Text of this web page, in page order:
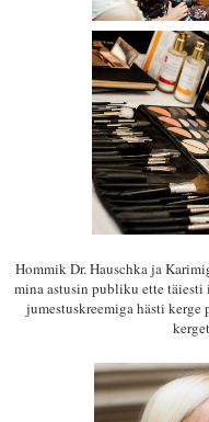
Hommik Dr. Hauschka ja
mina astusin publiku ette täiesti
jumestuskreemiga hästi kerge
kerget